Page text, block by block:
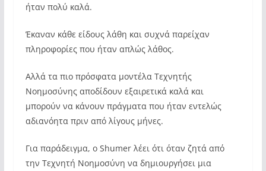
ήταν πολύ καλά.
Έκαναν κάθε είδους λάθη και συχνά παρείχαν
πληροφορίες που ήταν απλώς λάθος.
Αλλά τα πιο πρόσφατα μοντέλα Τεχνητής
Νοημοσύνης αποδίδουν εξαιρετικά καλά και
μπορούν να κάνουν πράγματα που ήταν εντελώς
αδιανόητα πριν από λίγους μήνες.
Για παράδειγμα, ο Shumer λέει ότι όταν ζητά από
την Τεχνητή Νοημοσύνη να δημιουργήσει μια